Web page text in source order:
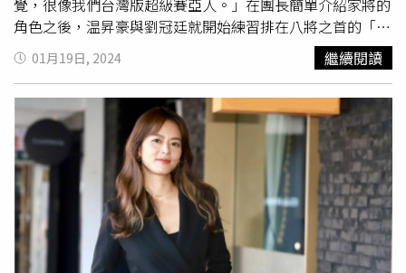
覺，很像我們台灣版超級賽亞人。」在團長簡單介紹家將的
角色之後，温昇豪與劉冠廷就開始練習排在八將之首的「甘
柳將軍」的基本動作，沒想到才剛剛開始2人一直同手同
腳，經歷了基本腳步訓練「踏三粒」是家將最基礎的核心訓
練，再搭上拿著法器一起訓練，跟跟不上進度的2人非常受
挫。結束練習後，「振吉堂」師兄帶著温昇豪、劉冠廷到六
龜市區品嚐當地知名小吃，温昇豪與劉冠廷主動詢問兩位師
兄怎麼稱呼後，沒想到個性憨直的師兄反問他們兩人怎麼稱
呼？突如其來的意外提問，讓現場尷尬的氛圍直接拉滿，謙
虛又幽默的温昇豪馬上接話可稱呼他「生蠔（台語）」或者
阿豪；劉冠廷也立即自我介紹可以叫他「冠廷」。不死心的
温昇豪還反問師兄平常有沒有看電影？沒想到兩位師兄們
說：「有。」不過，他們誠實說電影都看卡通系列，電視則
01月19日, 2024 繼續閱讀